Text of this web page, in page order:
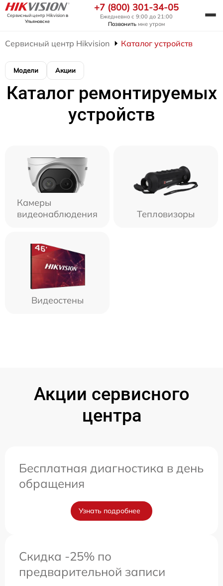
Сервисный центр Hikvisionв
Ульяновске
+7 (800) 301-34-05
Ежедневно с 9:00 до 21:00
Позвонить мне утром
Сервисный центр Hikvision Каталог устройств
Модели Акции
Каталог ремонтируемых
устройств
Камеры
видеонаблюдения
Тепловизоры
Видеостены
Акции сервисного
центра
Бесплатная диагностика в день
обращения
Узнать подробнее
Скидка -25% по
предварительной записи